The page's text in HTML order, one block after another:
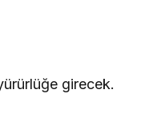
girecek.